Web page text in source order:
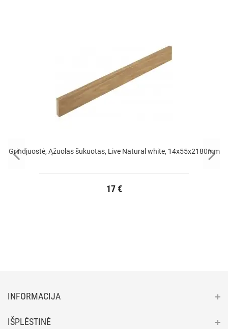
Grindjuostė, Ąžuolas šukuotas, Live Natural white, 14x55x2180mm
17 €
INFORMACIJA
IŠPLĖSTINĖ